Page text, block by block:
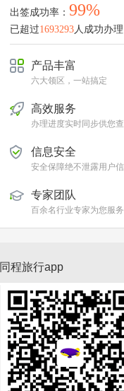
出签成功率： 99%
已超过1693293人成功办理
产品丰富
六大领区，一站搞定
高效服务
办理进度实时同步供您
信息安全
安全保障绝不泄露用户
专家团队
百余名行业专家为您服务
同程旅行app